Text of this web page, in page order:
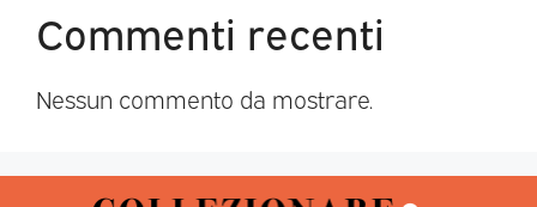
Commenti recenti
Nessun commento da mostrare.